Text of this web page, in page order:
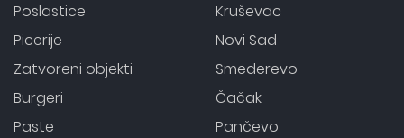
Poslastice
Picerije
Zatvoreni objekti
Burgeri
Paste
Kruševac
Novi Sad
Smederevo
Čačak
Pančevo